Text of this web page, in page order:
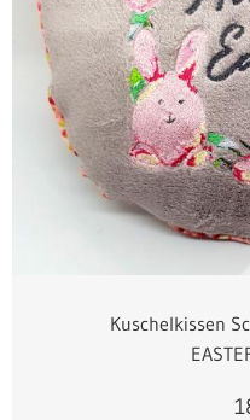
Kuschelkissen